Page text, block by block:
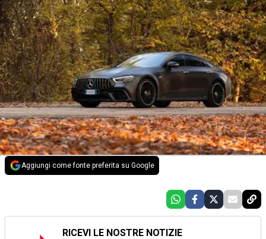
Aggiungi come fonte preferita su Google
RICEVI LE NOSTRE NOTIZIE